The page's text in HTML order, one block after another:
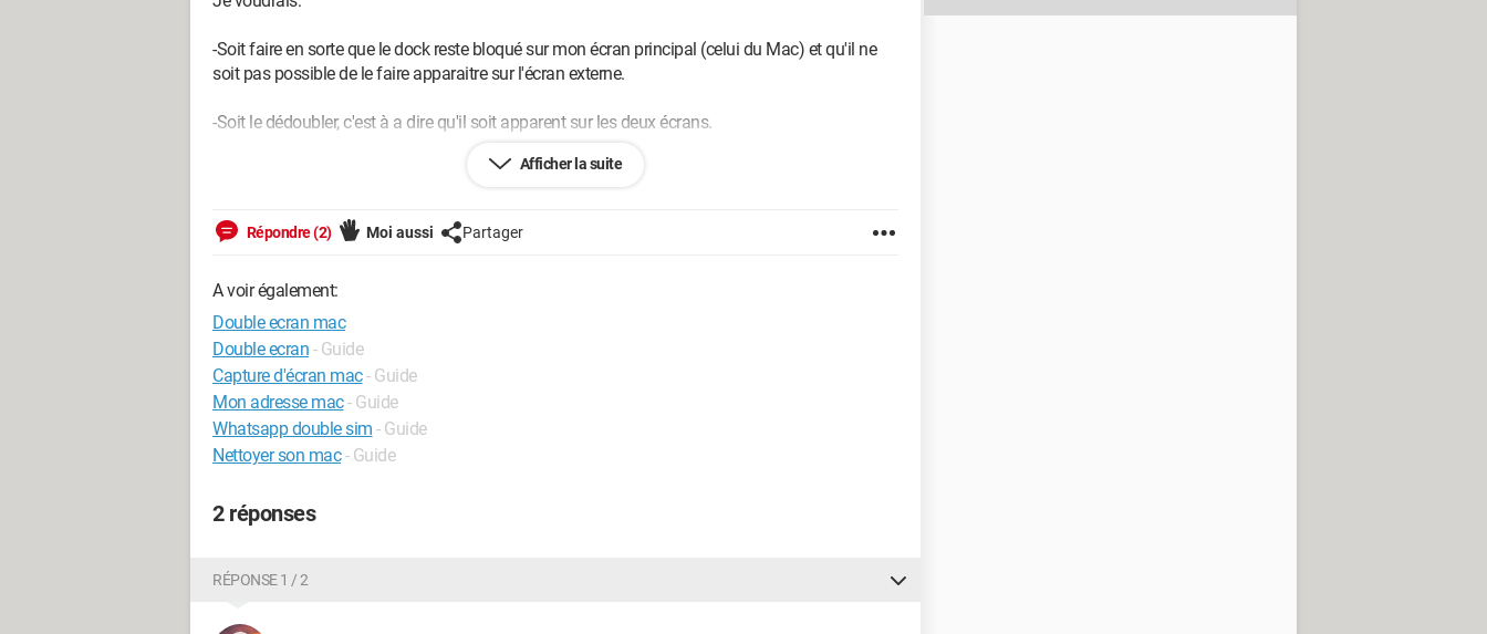
-Soit faire en sorte que le dock reste bloqué sur mon écran principal (celui du Mac) et qu'il ne
soit pas possible de le faire apparaitre sur l'écran externe.
-Soit le dédoubler, c'est à a dire qu'il soit apparent sur les deux écrans.
Est-ce que ces choses là sont possibles ?
Afficher la suite
Répondre (2) Moi aussi Partager
A voir également:
Double ecran mac
Double ecran - Guide
Capture d'écran mac- Guide
Mon adresse mac- Guide
Whatsapp double sim - Guide
Nettoyer son mac - Guide
2 réponses
RÉPONSE 1 / 2